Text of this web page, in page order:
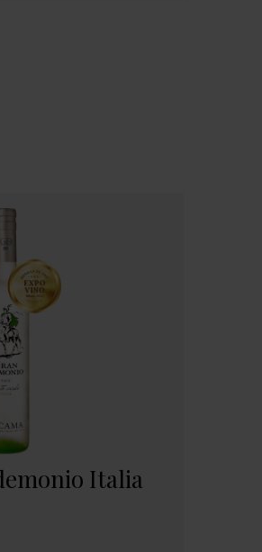
Italia